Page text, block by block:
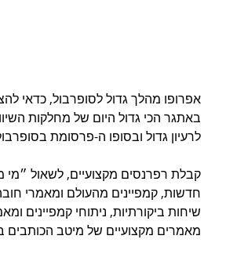
אפרופו מהלך גדול לסופרבול, כדאי
באתגר הכי גדול היום של מחלקות
לרעיון גדול ובסופו ה-פרסומת
קבלת רפרנסים מקצועיים, לשאול ״מי
חדשות, קמפיינים מהעולם ומאמרי
שיחות ביקורתיות, ניתוחי קמפיינים
מאמרים מקצועיים של מיטב הכותבים